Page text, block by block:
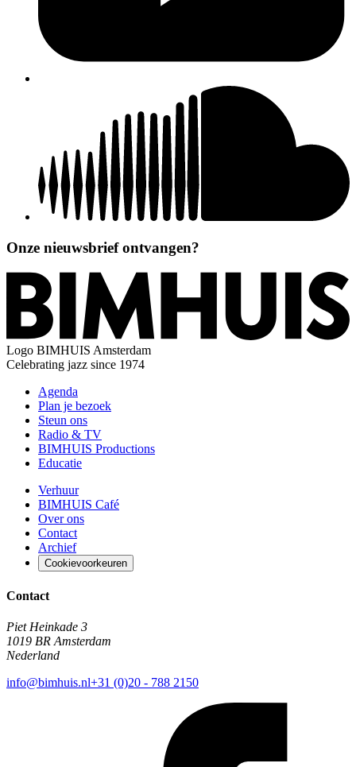
Onze nieuwsbrief ontvangen?
Logo BIMHUIS Amsterdam
Celebrating jazz since 1974
Agenda
Plan je bezoek
Steun ons
Radio & TV
BIMHUIS Productions
Educatie
Verhuur
BIMHUIS Café
Over ons
Contact
Archief
Cookievoorkeuren
Contact
Piet Heinkade 3
1019 BR Amsterdam
Nederland
info@bimhuis.nl+31 (0)20 - 788 2150